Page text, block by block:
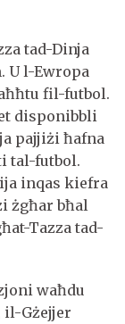
tad-Dinja
U l-Ewropa
fil-futbol.
disponibbli
pajjiżi ħafna
tal-futbol.
inqas kiefra
żgħar bħal
Tazza tad-
waħdu
il-Gżejjer